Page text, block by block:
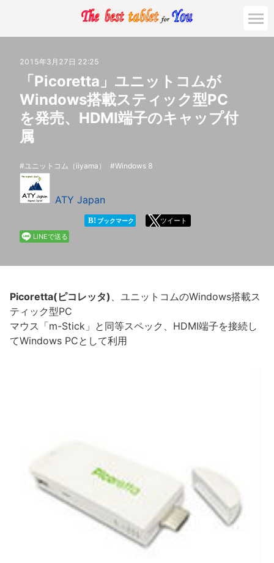
活用対策と事例
主要機種の比較
2015年3月27日 22:25
「Picoretta」ユニットコムが
Windows搭載スティック型PC
を発売、HDMI端子のキャップ付
属
ユニットコム（iiyama） Windows 8
ATY Japan
B! ブックマーク
ツイート
LINEで送る
Picoretta(ピコレッタ) 、ユニットコムのWindows搭載ス
ティック型PC
マウス「m-Stick」と同等スペック、HDMI端子を接続し
てWindows PCとして利用